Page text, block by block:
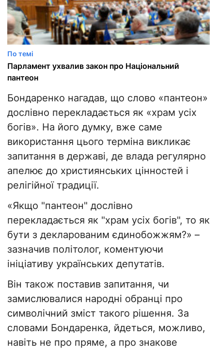
По темі
Парламент ухвалив закон про Національний
пантеон
Бондаренко нагадав, що слово «пантеон»
дослівно перекладається як «храм усіх
богів». На його думку, вже саме
використання цього терміна викликає
запитання в державі, де влада регулярно
апелює до християнських цінностей і
релігійної традиції.
«Якщо "пантеон" дослівно
перекладається як "храм усіх богів", то як
бути з декларованим єдинобожжям?» –
зазначив політолог, коментуючи
ініціативу українських депутатів.
Він також поставив запитання, чи
замислювалися народні обранці про
символічний зміст такого рішення. За
словами Бондаренка, йдеться, можливо,
навіть не про пряме, а про знакове